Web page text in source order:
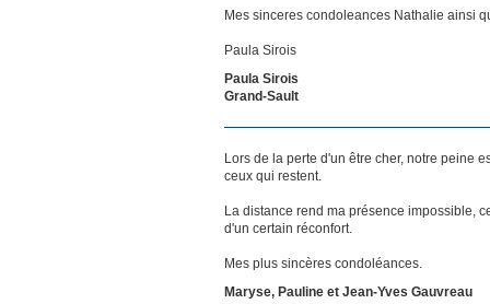
Mes sinceres condoleances Nathalie ainsi
Paula Sirois
Paula Sirois
Grand-Sault
Lors de la perte d'un être cher, notre peine
ceux qui restent.
La distance rend ma présence impossible,
d'un certain réconfort.
Mes plus sincères condoléances.
Maryse, Pauline et Jean-Yves Gauvreau